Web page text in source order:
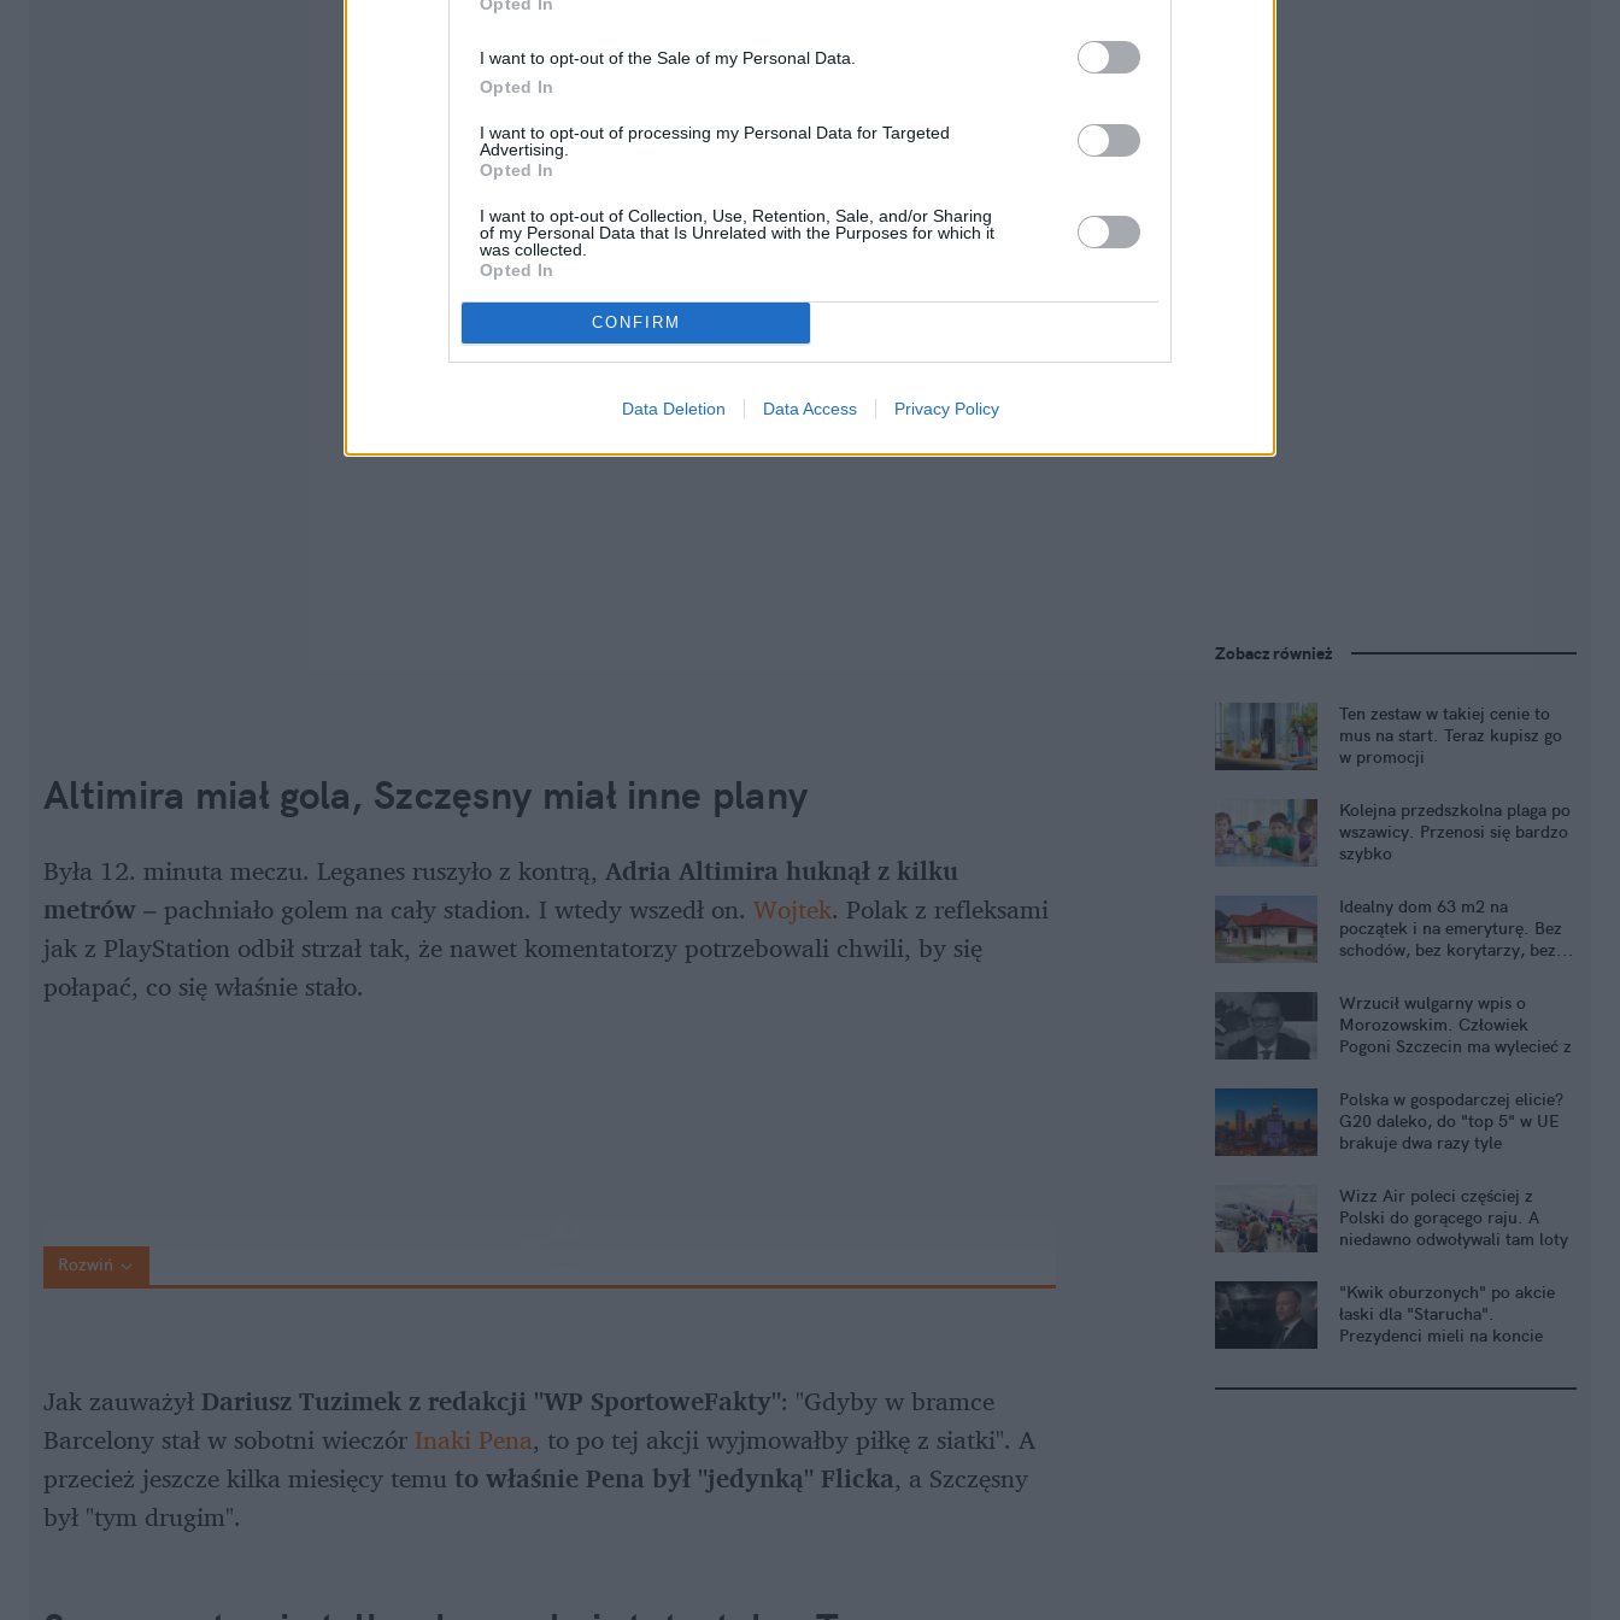
I want to opt-out of the Sale of my Personal Data.
Opted In
I want to opt-out of processing my Personal Data for Targeted
Advertising.
Opted In
I want to opt-out of Collection, Use, Retention, Sale, and/or Sharing
of my Personal Data that Is Unrelated with the Purposes for which it
was collected.
Opted In
CONFIRM
Data Deletion Data Access Privacy Policy
Altimira miał gola, Szczęsny miał inne plany
Była 12. minuta meczu. Leganes ruszyło z kontrą, Adria Altimira huknął z kilku
metrów – pachniało golem na cały stadion. I wtedy wszedł on. Wojtek. Polak z refleksami
jak z PlayStation odbił strzał tak, że nawet komentatorzy potrzebowali chwili, by się
połapać, co się właśnie stało.
Rozwiń
Jak zauważył Dariusz Tuzimek z redakcji "WP SportoweFakty": "Gdyby w bramce
Barcelony stał w sobotni wieczór Inaki Pena, to po tej akcji wyjmowałby piłkę z siatki". A
przecież jeszcze kilka miesięcy temu to właśnie Pena był "jedynką" Flicka, a Szczęsny
był "tym drugim".
Zobacz również
Ten zestaw w takiej cenie to
mus na start. Teraz kupisz go
w promocji
Kolejna przedszkolna plaga po
wszawicy. Przenosi się bardzo
szybko
Idealny dom 63 m2 na
początek i na emeryturę. Bez
schodów, bez korytarzy, bez...
Wrzucił wulgarny wpis o
Morozowskim. Człowiek
Pogoni Szczecin ma wylecieć z
Polska w gospodarczej elicie?
G20 daleko, do "top 5" w UE
brakuje dwa razy tyle
Wizz Air poleci częściej z
Polski do gorącego raju. A
niedawno odwoływali tam loty
"Kwik oburzonych" po akcie
łaski dla "Starucha".
Prezydenci mieli na koncie